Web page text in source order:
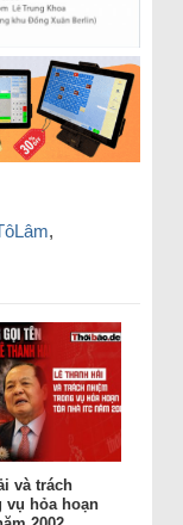
,
và trách
vụ hỏa hoạn